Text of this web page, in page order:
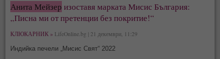
Анита Мейзер изоставя марката Мисис България:
„Писна ми от претенции без покритие!“
КЛЮКАРНИК » LifeOnline.bg | 21 декември, 11:29
Индийка печели „Мисис Свят“ 2022